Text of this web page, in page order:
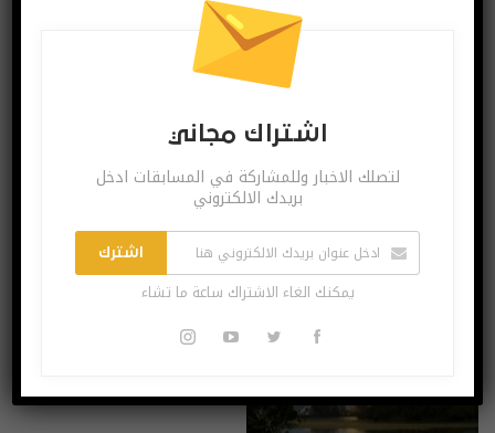
شاهد.. دراجة نارية تحلق في سماء اليابان!
أصبح حلم التحليق في السماء
بنفس سهولة قيادة الدراجات
النارية حقيقة واقعة في اليابان،
بعد عقود من العمل في هذا
المسار.
اشتراك مجاني
لتصلك الاخبار وللمشاركة في المسابقات ادخل
بريدك الالكتروني
اشترك
يمكنك الغاء الاشتراك ساعة ما تشاء